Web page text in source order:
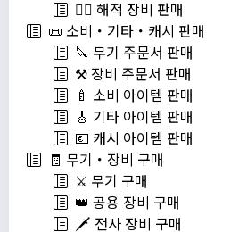
🏴‍☠️ 해적 장비 판매
📜 소비・기타・캐시 판매
🔪 무기 주문서 판매
⚒️ 장비 주문서 판매
🍼 소비 아이템 판매
🎸 기타 아이템 판매
💶 캐시 아이템 판매
🧾 무기・장비 구매
⚔️ 무기 구매
👑 공용 장비 구매
🗡️ 전사 장비 구매